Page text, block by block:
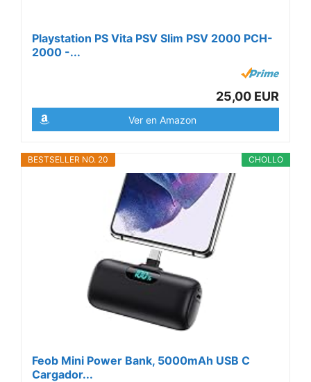
Playstation PS Vita PSV Slim PSV 2000 PCH-
2000 -...
25,00 EUR
Ver en Amazon
CHOLLO
BESTSELLER NO. 20
Feob Mini Power Bank, 5000mAh USB C
Cargador...